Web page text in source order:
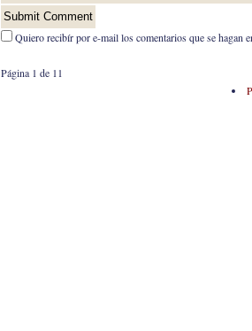
Quiero recibír por e-mail los comentarios que se hagan
Página 1 de 1 1